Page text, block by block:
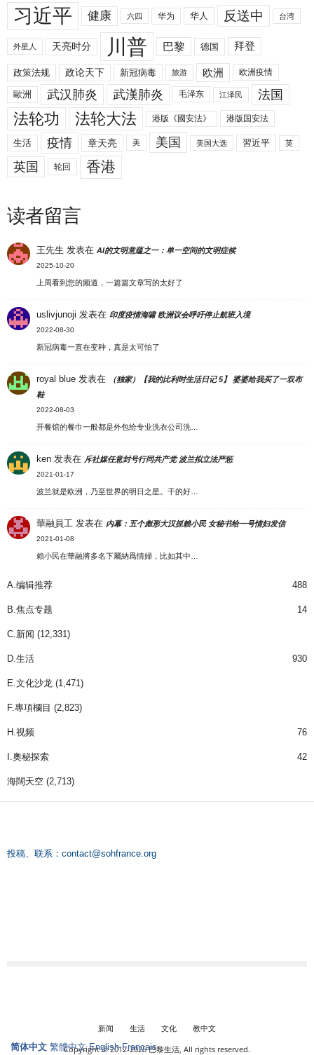
习近平 健康 六四 华为 华人 反送中 台湾
外星人 天亮时分 川普 巴黎 德国 拜登
政策法规 政论天下 新冠病毒 旅游 欧洲 欧洲疫情
歐洲 武汉肺炎 武漢肺炎 毛泽东 江泽民 法国
法轮功 法轮大法 港版《國安法》 港版国安法
生活 疫情 章天亮 美 美国 美国大选 習近平 英
英国 轮回 香港
读者留言
王先生 发表在AI的文明意蕴之一：单一空间的文明症候
2025-10-20
上周看到您的频道，一篇篇文章写的太好了
uslivjunoji 发表在 印度疫情海啸 欧洲议会呼吁停止航班入境
2022-08-30
新冠病毒一直在变种，真是太可怕了
royal blue 发表在
（独家）【我的比利时生活日记 5】 婆婆给我买了一双布
鞋
2022-08-03
开餐馆的餐巾一般都是外包给专业洗衣公司洗…
ken 发表在 斥社媒任意封号行同共产党 波兰拟立法严惩
2021-01-17
波兰就是欧洲，乃至世界的明日之星。干的好…
華融員工 发表在 内幕：五个彪形大汉抓赖小民 女秘书给一号情妇发信
2021-01-08
賴小民在華融將多名下屬納爲情婦，比如其中…
A.编辑推荐 488
B.焦点专题 14
C.新闻 (12,331)
D.生活 930
E.文化沙龙 (1,471)
F.專項欄目 (2,823)
H.视频 76
I.奧秘探索 42
海闊天空 (2,713)
投稿、联系： contact@sohfrance.org
新闻 生活 文化
教中文
Copyright © 2012-2025 巴黎生活, All rights reserved.
简体中文 繁體中文 English Français